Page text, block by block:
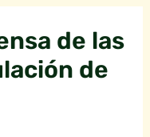
de las
de